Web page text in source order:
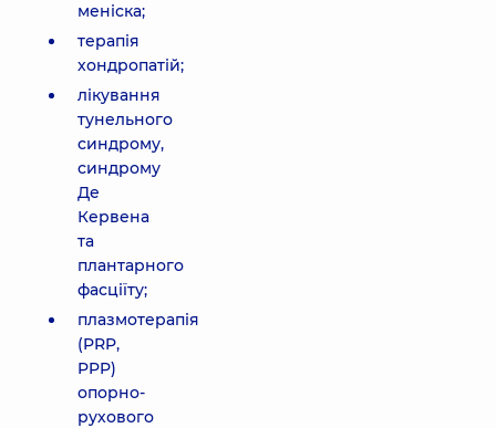
меніска;
терапія
хондропатій;
лікування
тунельного
синдрому,
синдрому
Де
Кервена
та
плантарного
фасціїту;
плазмотерапія
(PRP,
PPP)
опорно-
рухового